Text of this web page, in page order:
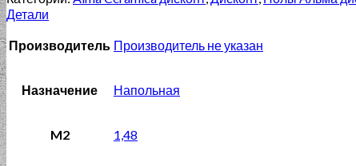
Детали
Производитель Производитель не указан
Назначение Напольная
M2 1,48